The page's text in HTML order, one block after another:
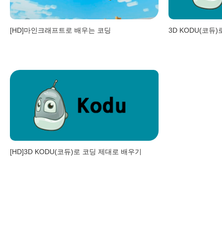
[HD]마인크래프트로 배우는 코딩 3D KODU(코듀)
[HD]3D KODU(코듀)로 코딩 제대로 배우기